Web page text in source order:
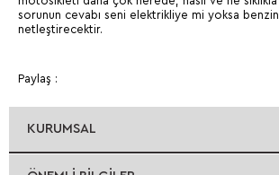
sorunun cevabı seni elektrikliye mi yoksa
netleştirecektir.
Paylaş :
KURUMSAL